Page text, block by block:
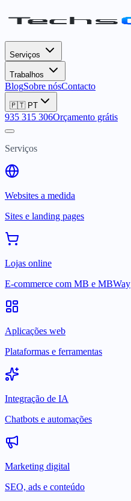
Serviços
Trabalhos
BlogSobre nósContacto
🇵🇹 PT
935 315 306Orçamento grátis
Serviços
Websites a medida
Sites e landing pages
Lojas online
E-commerce com MB e MBWay
Aplicações web
Plataformas e ferramentas
Integração de IA
Chatbots e automações
Marketing digital
SEO, ads e conteúdo